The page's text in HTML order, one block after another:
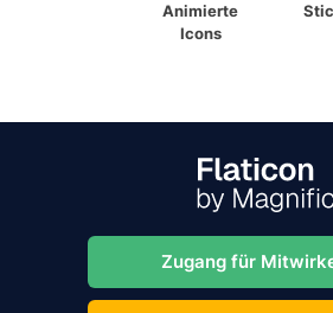
Animierte
Icons
Zugang für